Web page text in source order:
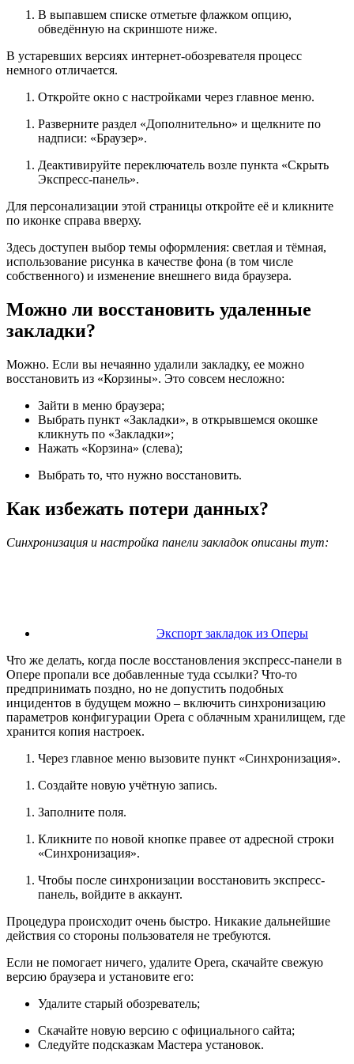
В выпавшем списке отметьте флажком опцию,
обведённую на скриншоте ниже.
В устаревших версиях интернет-обозревателя процесс
немного отличается.
Откройте окно с настройками через главное меню.
Разверните раздел «Дополнительно» и щелкните по
надписи: «Браузер».
Деактивируйте переключатель возле пункта «Скрыть
Экспресс-панель».
Для персонализации этой страницы откройте её и кликните
по иконке справа вверху.
Здесь доступен выбор темы оформления: светлая и тёмная,
использование рисунка в качестве фона (в том числе
собственного) и изменение внешнего вида браузера.
Можно ли восстановить удаленные
закладки?
Можно. Если вы нечаянно удалили закладку, ее можно
восстановить из «Корзины». Это совсем несложно:
Зайти в меню браузера;
Выбрать пункт «Закладки», в открывшемся окошке
кликнуть по «Закладки»;
Нажать «Корзина» (слева);
Выбрать то, что нужно восстановить.
Как избежать потери данных?
Синхронизация и настройка панели закладок описаны тут:
Экспорт закладок из Оперы
Что же делать, когда после восстановления экспресс-панели в
Опере пропали все добавленные туда ссылки? Что-то
предпринимать поздно, но не допустить подобных
инцидентов в будущем можно – включить синхронизацию
параметров конфигурации Opera с облачным хранилищем, где
хранится копия настроек.
Через главное меню вызовите пункт «Синхронизация».
Создайте новую учётную запись.
Заполните поля.
Кликните по новой кнопке правее от адресной строки
«Синхронизация».
Чтобы после синхронизации восстановить экспресс-
панель, войдите в аккаунт.
Процедура происходит очень быстро. Никакие дальнейшие
действия со стороны пользователя не требуются.
Если не помогает ничего, удалите Opera, скачайте свежую
версию браузера и установите его:
Удалите старый обозреватель;
Скачайте новую версию с официального сайта;
Следуйте подсказкам Мастера установок.